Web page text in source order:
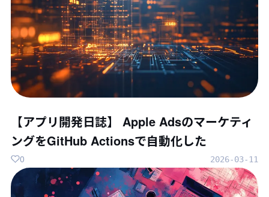
【アプリ開発日誌】 Apple Adsのマーケティ
ングをGitHub Actionsで自動化した
2026-03-11
0